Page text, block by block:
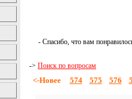
- Спасибо, что вам
-> Поиск по вопросам
<-Новее 574 575 576